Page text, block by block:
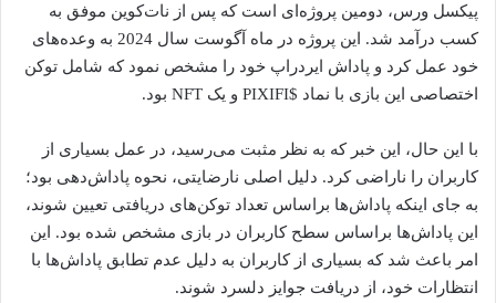
پیکسل ورس، دومین پروژه‌ای است که پس از نات‌کوین موفق به
کسب درآمد شد. این پروژه در ماه آگوست سال 2024 به وعده‌های
خود عمل کرد و پاداش ایردراپ خود را مشخص نمود که شامل توکن
اختصاصی این بازی با نماد $PIXIFI و یک NFT بود.
با این حال، این خبر که به نظر مثبت می‌رسید، در عمل بسیاری از
کاربران را ناراضی کرد. دلیل اصلی نارضایتی، نحوه پاداش‌دهی بود؛
به جای اینکه پاداش‌ها براساس تعداد توکن‌های دریافتی تعیین شوند،
این پاداش‌ها براساس سطح کاربران در بازی مشخص شده بود. این
امر باعث شد که بسیاری از کاربران به دلیل عدم تطابق پاداش‌ها با
انتظارات خود، از دریافت جوایز دلسرد شوند.